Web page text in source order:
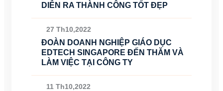
DIỄN RA THÀNH CÔNG TỐT ĐẸP
27 Th10,2022
ĐOÀN DOANH NGHIỆP GIÁO DỤC
EDTECH SINGAPORE ĐẾN THĂM VÀ
LÀM VIỆC TẠI CÔNG TY
11 Th10,2022